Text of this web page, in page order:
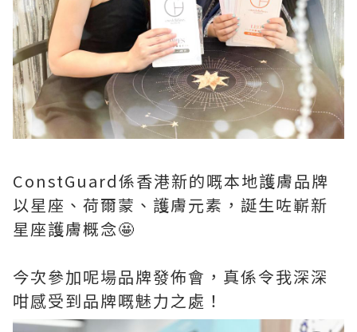
ConstGuard係香港新的嘅本地護膚品牌
以星座、荷爾蒙、護膚元素，誕生咗嶄新
星座護膚概念🤩
今次參加呢場品牌發佈會，真係令我深深
咁感受到品牌嘅魅力之處！